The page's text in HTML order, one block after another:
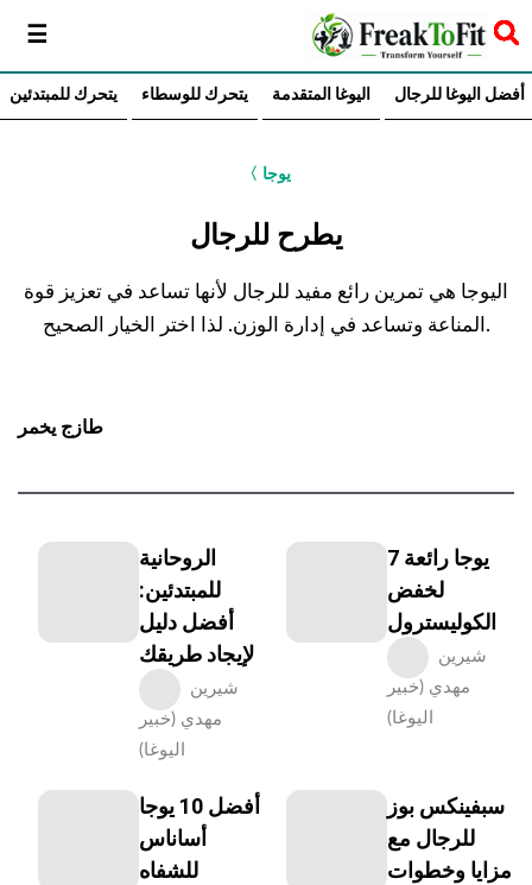
سخر
يتحرك للمبتدئين يتحرك للوسطاء اليوغا المتقدمة أفضل اليوغا للرجال
〈 يوجا
يطرح للرجال
اليوجا هي تمرين رائع مفيد للرجال لأنها تساعد في تعزيز قوة
المناعة وتساعد في إدارة الوزن. لذا اختر الخيار الصحيح.
طازج يخمر
الروحانية
للمبتدئين:
أفضل دليل
لإيجاد طريقك
شيرين
مهدي (خبير
اليوغا)
7 يوجا رائعة
لخفض
الكوليسترول
شيرين
مهدي (خبير
اليوغا)
أفضل 10 يوجا
أساناس
للشفاه
سبفينكس بوز
للرجال مع
مزايا وخطوات